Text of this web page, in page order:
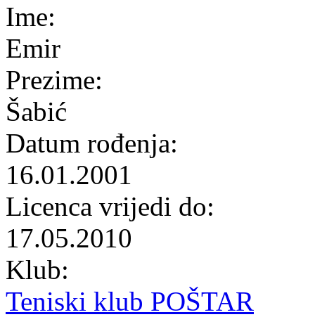
Ime:
Emir
Prezime:
Šabić
Datum rođenja:
16.01.2001
Licenca vrijedi do:
17.05.2010
Klub:
Teniski klub POŠTAR